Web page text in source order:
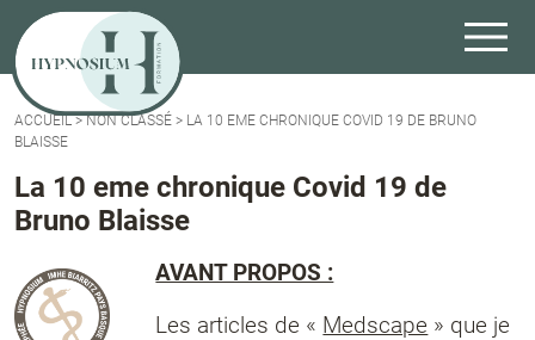
ACCUEIL>NON CLASSÉ > LA 10 EME CHRONIQUE COVID 19 DE BRUNO
BLAISSE
La 10 eme chronique Covid 19 de
Bruno Blaisse
AVANT PROPOS :
Les articles de « Medscape » que je